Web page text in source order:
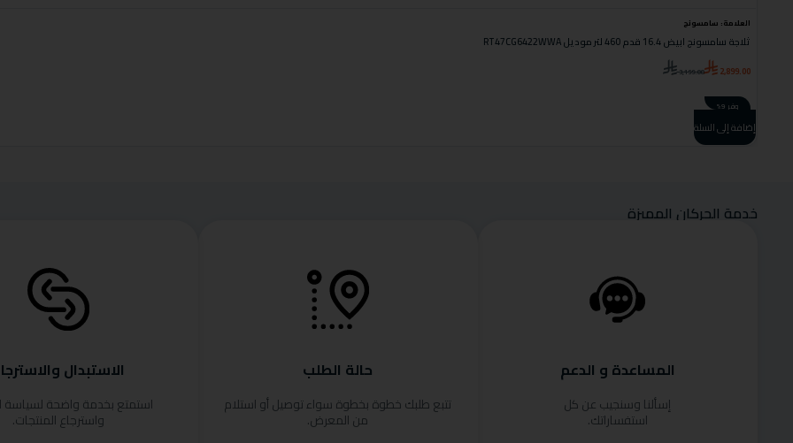
العلامة: سامسونج
ثلاجة سامسونج ابيض 16.4 قدم 460 لتر موديل RT47CG6422WWA
3,199.00 2,899.00
وفر 9%
إضافة إلى السلة
خدمة الحركان المميزة
المساعدة و الدعم
إسألنا وسنجيب عن كل
استفساراتك.
حالة الطلب
تتبع طلبك خطوة بخطوة سواء توصيل أو استلام
من المعرض.
الاستبدال
استمتع بخدمة واضحة لسياسة
واسترجاع المنتجات.